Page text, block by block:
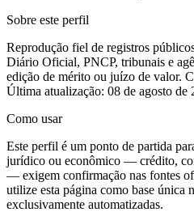
Sobre este perfil
Reprodução fiel de registros
Diário Oficial, PNCP, tribunais e
edição de mérito ou juízo de valor.
Última atualização: 08 de agosto de
Como usar
Este perfil é um ponto de partida
jurídico ou econômico — crédito,
— exigem confirmação nas fontes
utilize esta página como base única
exclusivamente automatizadas.